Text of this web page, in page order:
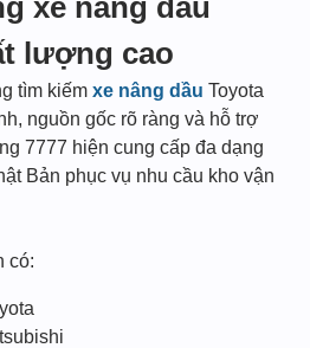
xe nâng dầu
lượng cao
tìm kiếm xe nâng dầu Toyota
nguồn gốc rõ ràng và hỗ trợ
7777 hiện cung cấp đa dạng
Bản phục vụ nhu cầu kho vận
có: